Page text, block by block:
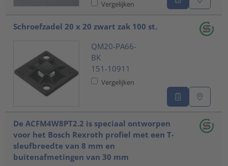
Vergelijken
Schroefzadel 20 x 20 zwart zak 100 st.
QM20-PA66-
BK
151-10911
Vergelijken
De ACFM4W8PT2.2 is speciaal ontworpen
voor het Bosch Rexroth profiel met een T-
sleufbreedte van 8 mm en
buitenafmetingen van 30 mm